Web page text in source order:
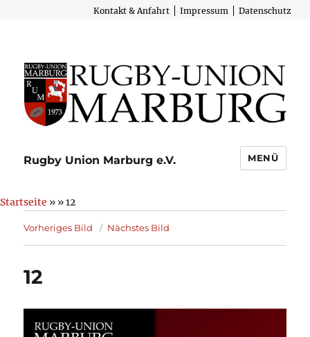
Kontakt & Anfahrt Impressum Datenschutz
Rugby Union Marburg e.V. MENÜ
Startseite » » 12
Vorheriges Bild Nächstes Bild
12